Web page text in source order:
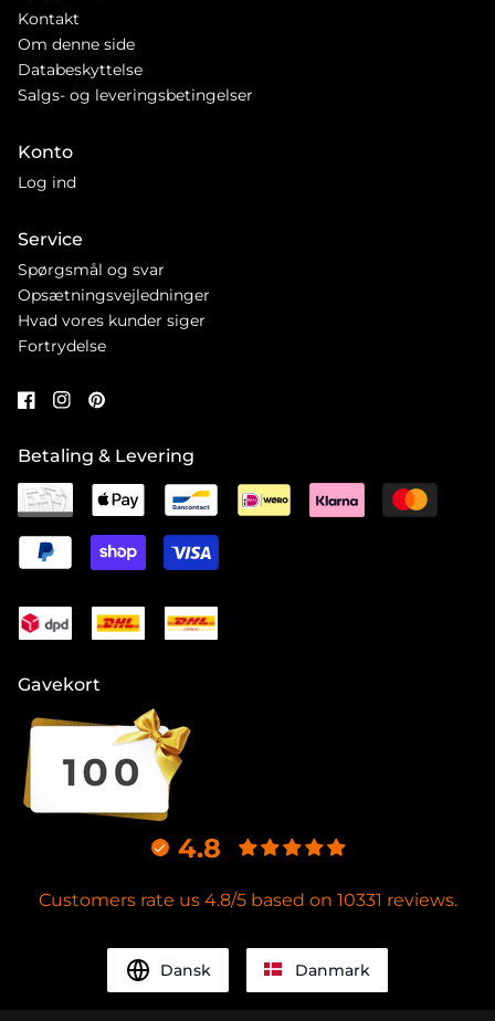
Kontakt
Om denne side
Databeskyttelse
Salgs- og leveringsbetingelser
Konto
Log ind
Service
Spørgsmål og svar
Opsætningsvejledninger
Hvad vores kunder siger
Fortrydelse
Betaling & Levering
Gavekort
4.8
Customers rate us 4.8/5 based on 10331 reviews.
Dansk Danmark